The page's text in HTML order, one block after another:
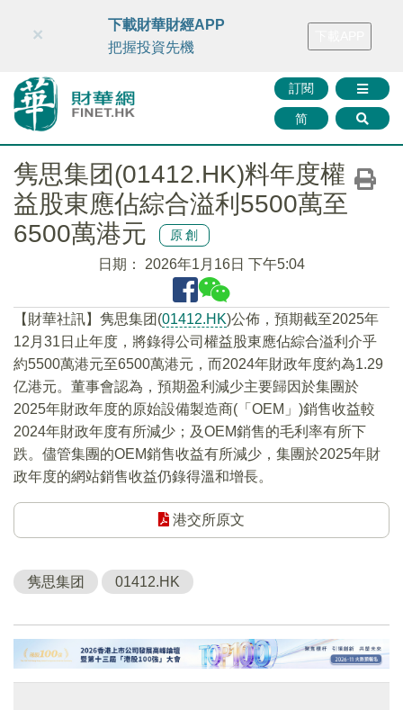
財華智庫網 FINTV FINMETA 財華證券 媒體矩陣
訂閱
简
×
下載財華財經APP
把握投資先機
隽思集团(01412.HK)料年度權
益股東應佔綜合溢利5500萬至
6500萬港元
原創
日期： 2026年1月16日 下午5:04
【財華社訊】隽思集团(01412.HK)公佈，預期截至2025年
12月31日止年度，將錄得公司權益股東應佔綜合溢利介乎
約5500萬港元至6500萬港元，而2024年財政年度約為1.29
亿港元。董事會認為，預期盈利減少主要歸因於集團於
2025年財政年度的原始設備製造商(「OEM」)銷售收益較
2024年財政年度有所減少；及OEM銷售的毛利率有所下
跌。儘管集團的OEM銷售收益有所減少，集團於2025年財
政年度的網站銷售收益仍錄得溫和增長。
港交所原文
隽思集团 01412.HK